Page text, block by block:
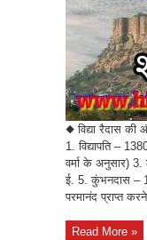
◆ विद्या रैदास
1. विद्यापति –
वर्मा के अनुसार)
ई. 5. कुंभनदास –
परमानंद प्राप्त
Read More »